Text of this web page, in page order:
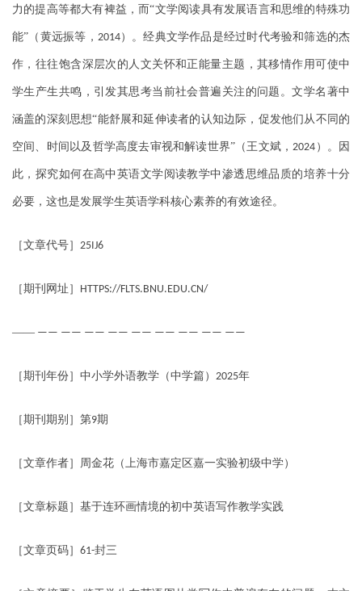
力的提高等都大有裨益，而“文学阅读具有发展语言和思维的特殊功
能”（黄远振等， 2014）。经典文学作品是经过时代考验和筛选的杰
作，往往饱含深层次的人文关怀和正能量主题，其移情作用可使中
学生产生共鸣，引发其思考当前社会普遍关注的问题。文学名著中
涵盖的深刻思想“能舒展和延伸读者的认知边际，促发他们从不同的
空间、时间以及哲学高度去审视和解读世界”（王文斌， 2024 ）。因
此，探究如何在高中英语文学阅读教学中渗透思维品质的培养十分
必要，这也是发展学生英语学科核心素养的有效途径。
［文章代号］ 25IJ6
［期刊网址］ HTTPS://FLTS.BNU.EDU.CN/
—— —— —— —— —— —— —— —— —— ——
［期刊年份］中小学外语教学（中学篇） 2025年
［期刊期别］第9期
［文章作者］周金花（上海市嘉定区嘉一实验初级中学）
［文章标题］基于连环画情境的初中英语写作教学实践
［文章页码］ 61-封三